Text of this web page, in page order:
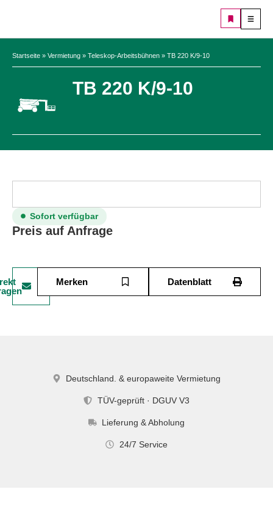
Startseite » Vermietung » Teleskop-Arbeitsbühnen » TB 220 K/9-10
TB 220 K/9-10
Sofort verfügbar
Preis auf Anfrage
Merken Datenblatt
Deutschland. & europaweite Vermietung
TÜV-geprüft · DGUV V3
Lieferung & Abholung
24/7 Service